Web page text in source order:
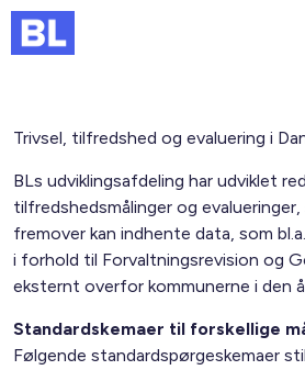
Kurser og arrangementer
Jobportalen
MitBL
Trivsel, tilfredshed og evaluering i
BLs udviklingsafdeling har udviklet
tilfredshedsmålinger og
fremover kan indhente data, som
i forhold til Forvaltningsrevision og
eksternt overfor kommunerne i den
Standardskemaer til forskellige
Følgende standardspørgeskemaer